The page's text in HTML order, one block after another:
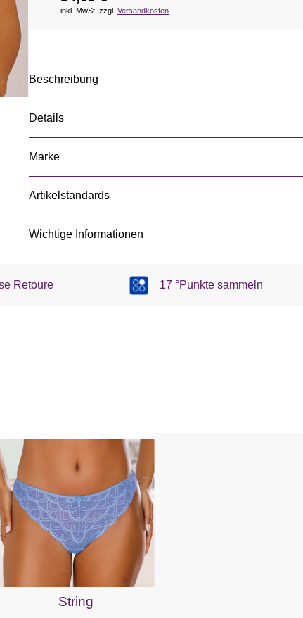
inkl. MwSt. zzgl. Versandkosten
Beschreibung
Details
Marke
Artikelstandards
Wichtige Informationen
Retoure 17 °Punkte sammeln
String